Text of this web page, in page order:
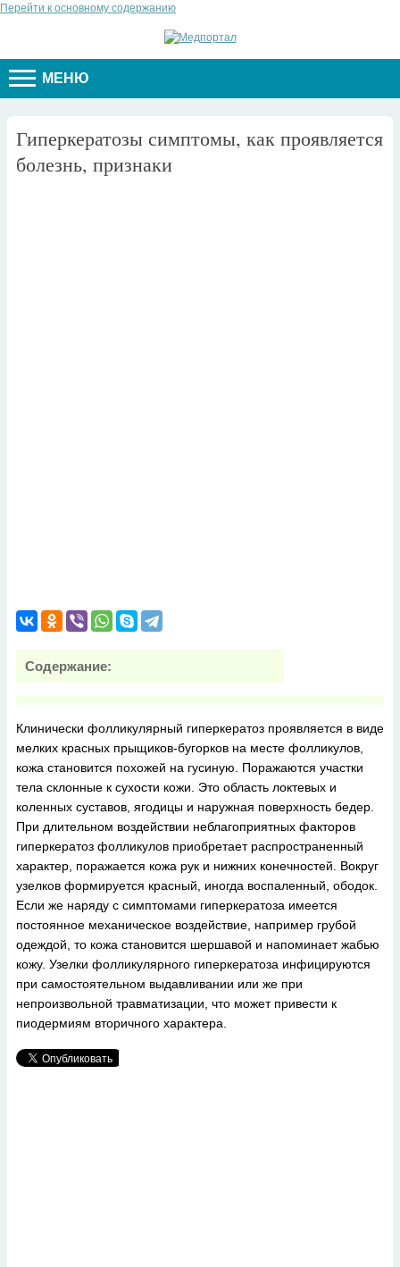
Перейти к основному содержанию
МЕНЮ
Гиперкератозы симптомы, как проявляется
болезнь, признаки
Содержание:
Клинически фолликулярный гиперкератоз проявляется в виде
мелких красных прыщиков-бугорков на месте фолликулов,
кожа становится похожей на гусиную. Поражаются участки
тела склонные к сухости кожи. Это область локтевых и
коленных суставов, ягодицы и наружная поверхность бедер.
При длительном воздействии неблагоприятных факторов
гиперкератоз фолликулов приобретает распространенный
характер, поражается кожа рук и нижних конечностей. Вокруг
узелков формируется красный, иногда воспаленный, ободок.
Если же наряду с симптомами гиперкератоза имеется
постоянное механическое воздействие, например грубой
одеждой, то кожа становится шершавой и напоминает жабью
кожу. Узелки фолликулярного гиперкератоза инфицируются
при самостоятельном выдавливании или же при
непроизвольной травматизации, что может привести к
пиодермиям вторичного характера.